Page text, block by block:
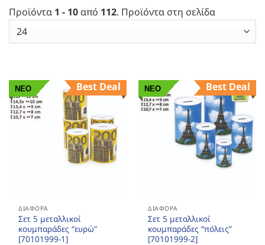
Προϊόντα 1 - 10 από 112. Προϊόντα στη σελίδα
ΝΕΟ Best Deal
ΔΙΆΦΟΡΑ
Σετ 5 μεταλλικοί
κουμπαράδες “ευρώ”
[70101999-1]
ΝΕΟ Best Deal
ΔΙΆΦΟΡΑ
Σετ 5 μεταλλικοί
κουμπαράδες “πόλεις”
[70101999-2]